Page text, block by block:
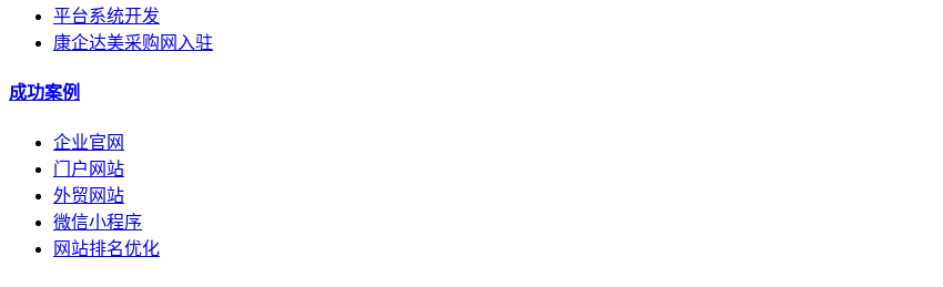
平台系统开发
康企达美采购网入驻
成功案例
企业官网
门户网站
外贸网站
微信小程序
网站排名优化